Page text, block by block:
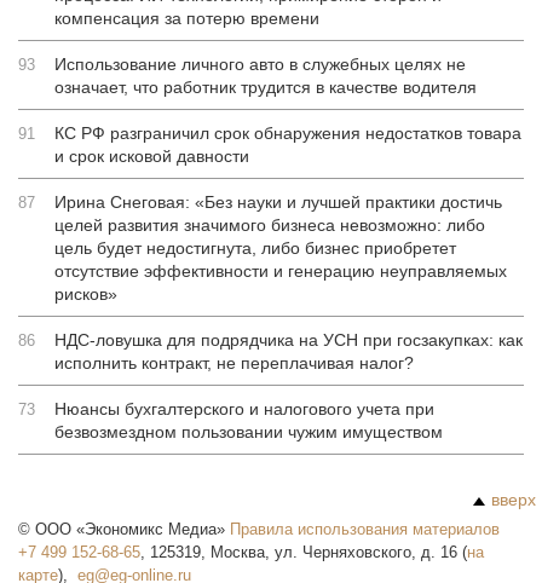
компенсация за потерю времени
93
Использование личного авто в служебных целях не
означает, что работник трудится в качестве водителя
91
КС РФ разграничил срок обнаружения недостатков товара
и срок исковой давности
87
Ирина Снеговая: «Без науки и лучшей практики достичь
целей развития значимого бизнеса невозможно: либо
цель будет недостигнута, либо бизнес приобретет
отсутствие эффективности и генерацию неуправляемых
рисков»
86
НДС-ловушка для подрядчика на УСН при госзакупках: как
исполнить контракт, не переплачивая налог?
73
Нюансы бухгалтерского и налогового учета при
безвозмездном пользовании чужим имуществом
вверх
© ООО «Экономикс Медиа» Правила использования материалов
+7 499 152-68-65, 125319, Москва, ул. Черняховского, д. 16 (на
карте),